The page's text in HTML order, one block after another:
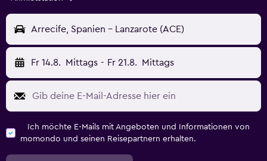
Arrecife, Spanien - Lanzarote (ACE)
Fr 14.8. Mittags - Fr 21.8. Mittags
Ich möchte E-Mails mit Angeboten und Informationen von
momondo und seinen Reisepartnern erhalten.